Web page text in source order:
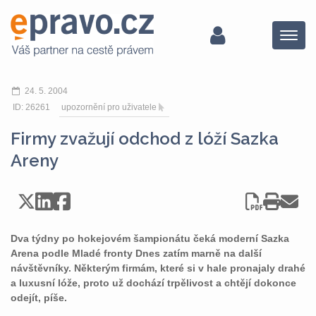
Menu
24. 5. 2004
ID: 26261
upozornění pro uživatele
Firmy zvažují odchod z lóží Sazka
Areny
Dva týdny po hokejovém šampionátu čeká moderní Sazka
Arena podle Mladé fronty Dnes zatím marně na další
návštěvníky. Některým firmám, které si v hale pronajaly drahé
a luxusní lóže, proto už dochází trpělivost a chtějí dokonce
odejít, píše.